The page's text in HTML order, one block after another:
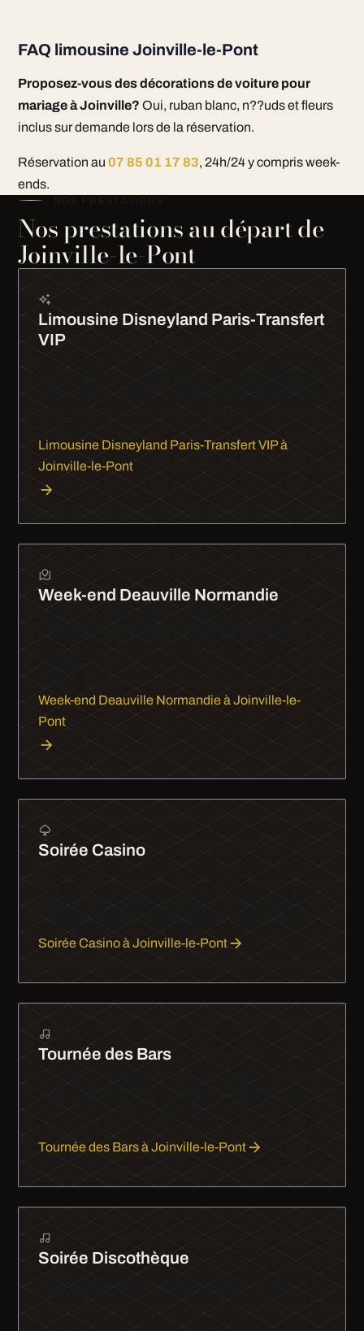
FAQ limousine Joinville-le-Pont
Proposez-vous des décorations de voiture pour
mariage à Joinville? Oui, ruban blanc, n??uds et fleurs
inclus sur demande lors de la réservation.
Réservation au 07 85 01 17 83, 24h/24 y compris week-
ends.
Nos prestations au départ de
Joinville-le-Pont
Limousine Disneyland Paris-Transfert
VIP
de la magie. Les enfants adorent, les parents sont
Limousine Disneyland Paris-Transfert VIP à
Joinville-le-Pont
Week-end Deauville Normandie
passent vite. Plage, casino, planches : le chic
Week-end Deauville Normandie à Joinville-le-
Pont
Soirée Casino
Soirée Casino à Joinville-le-Pont
Tournée des Bars
Tournée des Bars à Joinville-le-Pont
Soirée Discothèque